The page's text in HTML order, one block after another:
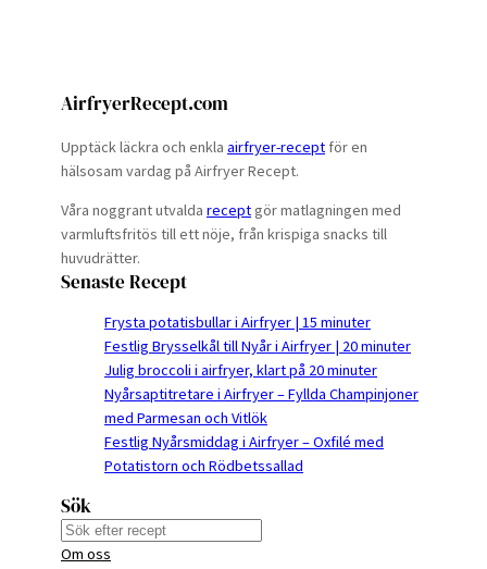
AirfryerRecept.com
Upptäck läckra och enkla airfryer-recept för en
hälsosam vardag på Airfryer Recept.
Våra noggrant utvalda receptgör matlagningen med
varmluftsfritös till ett nöje, från krispiga snacks till
huvudrätter.
Senaste Recept
Frysta potatisbullar i Airfryer | 15 minuter
Festlig Brysselkål till Nyår i Airfryer | 20 minuter
Julig broccoli i airfryer, klart på 20 minuter
Nyårsaptitretare i Airfryer – Fyllda Champinjoner
med Parmesan och Vitlök
Festlig Nyårsmiddag i Airfryer – Oxfilé med
Potatistorn och Rödbetssallad
Sök
S
e
Om oss